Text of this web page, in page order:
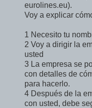
eurolines.eu).
Voy a explicar
1 Necesito tu
2 Voy a dirigir la
usted
3 La empresa se
con detalles de
para hacerlo.
4 Después de la
con usted, debe